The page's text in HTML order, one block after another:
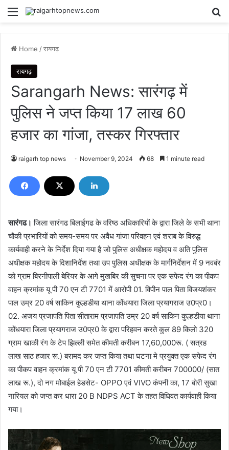
Menu
Home /रायगढ़
रायगढ़
Sarangarh News: सारंगढ़ में
पुलिस ने जप्त किया 17 लाख 60
हजार का गांजा, तस्कर गिरफ्तार
raigarh top news November 9, 2024 68 1 minute read
सारंगढ। जिला सारंगढ बिलाईगढ के वरिष्ठ अधिकारियों के द्वारा जिले के सभी थाना
चौकी प्रभारियों को समय-समय पर अवैध गांजा परिवहन एवं शराब के विरुद्ध
कार्यवाही करने के निर्देश दिया गया है जो पुलिस अधीक्षक महोदय व अति पुलिस
अधीक्षक महोदय के दिशानिर्देश तथा उप पुलिस अधीक्षक के मार्गनिर्देशन में 9 नवबंर
को ग्राम बिरनीपाली बेरियर के आगे मुखबिर की सुचना पर एक सफेद रंग का पीकप
वाहन क्रमांक यू पी 70 एन टी 7701 में आरोपी 01. विपीन पाल पिता विजयशंकर
पाल उम्र 20 वर्ष साकिन कुल्हडीया थाना कोंधयारा जिला प्रयागराज उ0प्र0।
02. अजय प्रजापति पिता सीताराम प्रजापति उम्र 20 वर्ष साकिन कुल्हडीया थाना
कोंधयारा जिला प्रयागराज उ0प्र0 के द्वारा परिहवन करते कुल 89 किलो 320
ग्राम खाकी रंग के टेप झिल्ली समेत कीमती करीबन 17,60,000रू. ( सत्रह
लाख साठ हजार रू.) बरामद कर जप्त किया तथा घटना मे प्रयुक्त एक सफेद रंग
का पीकप वाहन क्रमांक यू पी 70 एन टी 7701 कीमती करीबन 700000/ (सात
लाख रू.), दो नग मोबाईल हेडसेट- OPPO एवं VIVO कंपनी का, 17 बोरी सुखा
नारियल को जप्त कर धारा 20 B NDPS ACT के तहत विधिवत कार्यवाही किया
गया।